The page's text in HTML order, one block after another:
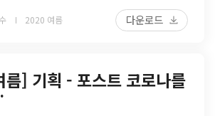
2020 여름 다운로드
] 기획 - 포스트 코로나를